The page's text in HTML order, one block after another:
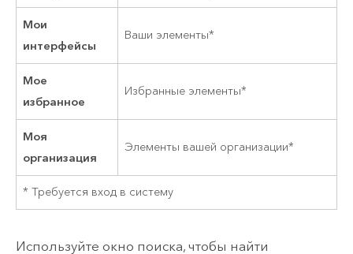
Мои
интерфейсы
Ваши элементы*
Мое
избранное
Избранные элементы*
Моя
организация
Элементы вашей организации*
* Требуется вход в систему
Используйте окно поиска, чтобы найти